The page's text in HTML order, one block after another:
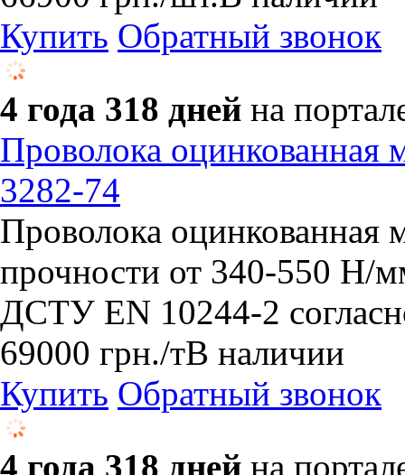
Купить Обратный звонок
4 года 318 дней на
Проволока оцинкованная
3282-74
​Проволока оцинкованная
прочности от 340-550 Н/
ДСТУ EN 10244-2
69000 грн./тВ наличии
Купить Обратный звонок
4 года 318 дней на